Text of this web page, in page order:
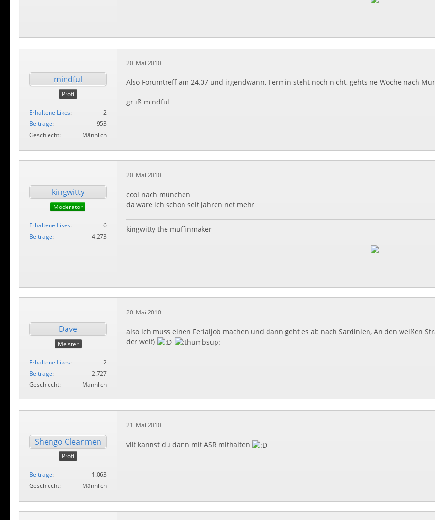
mindful
Profi
Erhaltene Likes
2
Beiträge
953
Geschlecht
Männlich
20. Mai 2010
Also Forumtreff am 24.07 und irgendwann, Termin steht noch nicht, gehts ne Woche nach
gruß mindful
kingwitty
Moderator
Erhaltene Likes
6
Beiträge
4.273
20. Mai 2010
cool nach münchen
da ware ich schon seit jahren net mehr
kingwitty the muffinmaker
Dave
Meister
Erhaltene Likes
2
Beiträge
2.727
Geschlecht
Männlich
20. Mai 2010
also ich muss einen Ferialjob machen und dann geht es ab nach Sardinien, An den weißen
der welt)
Shengo Cleanmen
Profi
Beiträge
1.063
Geschlecht
Männlich
21. Mai 2010
vllt kannst du dann mit ASR mithalten